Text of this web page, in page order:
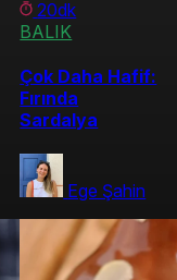
20dk
BALIK
Çok Daha Hafif:
Fırında
Sardalya
Ege Şahin